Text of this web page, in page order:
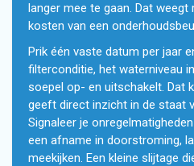
langer mee te gaan. Dat
kosten van een
Prik één vaste datum per jaar
filterconditie, het waterniveau
soepel op- en uitschakelt. Dat
geeft direct inzicht in de staat
Signaleer je
een afname in doorstroming,
meekijken. Een kleine slijtage